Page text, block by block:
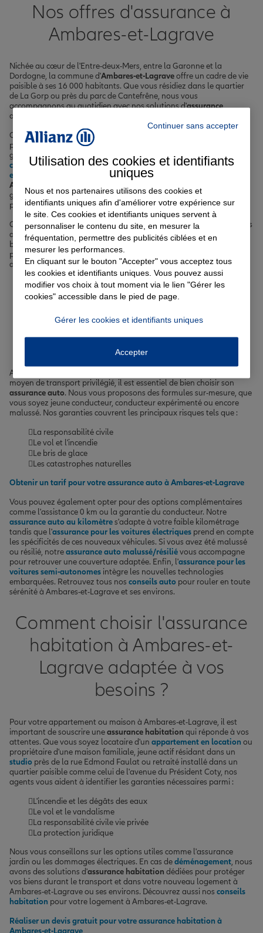
Nos offres d'assurance à
Ambares-et-Lagrave
Nichée au cœur de l'Entre-deux-Mers, entre la Garonne et la
Dordogne, la commune d'Ambares-et-Lagraveoffre un cadre de vie
paisible à ses 16 000 habitants. Que vous résidiez dans le quartier
de La Gorp ou près du parc de Cantefrêne, nous vous
accompagnons au quotidien avec nos solutions d'assurance
adaptées à vos besoins spécifiques.
Chez Allianz, nous proposons une large gamme de produits pour
protéger votre véhicule avec notre
grâce à l'assurance habitation
, votre santé via notre
complémentaire santéet vos projets immobiliers avec l'assurance
emprunteur
. Nos agents, véritables experts de l'
Ambares-et-Lagrave
, sont à votre écoute pour vous guider vers les
garanties les plus pertinentes en fonction de votre situation
personnelle.
Que vous soyez jeune actif, famille, retraité ou encore étudiant, nous
avons les solutions pour répondre à vos attentes. Avec Allianz,
bénéficiez d'une protection sur-mesure et d'un accompagnement de
proximité grâce à nos agences implantées à Ambares-et-Lagrave et
dans les communes avoisinantes de la Gironde.
Votre assurance auto, moto
ou scooter à Ambares-et-
Lagrave
Ambares-et-Lagrave étant une commune où la voiture reste le
moyen de transport privilégié, il est essentiel de bien choisir son
assurance auto. Nous vous proposons des formules sur-mesure, que
vous soyez jeune conducteur, conducteur expérimenté ou encore
malussé. Nos garanties couvrent les principaux risques tels que :
La responsabilité civile
Le vol et l'incendie
Le bris de glace
Les catastrophes naturelles
Obtenir un tarif pour votre assurance auto à Ambares-et-Lagrave
Vous pouvez également opter pour des options complémentaires
comme l'assistance 0 km ou la garantie du conducteur. Notre
assurance auto au kilomètres'adapte à votre faible kilométrage
tandis que l'assurance pour les voitures électriques prend en compte
les spécificités de ces nouveaux véhicules. Si vous avez été malussé
ou résilié, notreassurance auto malussé/résiliévous accompagne
pour retrouver une couverture adaptée. Enfin, l'assurance pour les
voitures semi-autonomes intègre les nouvelles technologies
embarquées. Retrouvez tous nos conseils auto pour rouler en toute
sérénité à Ambares-et-Lagrave et ses environs.
Comment choisir l'assurance
habitation à Ambares-et-
Lagrave adaptée à vos
besoins ?
Pour votre appartement ou maison à Ambares-et-Lagrave, il est
important de souscrire uneassurance habitation qui réponde à vos
attentes. Que vous soyez locataire d'un appartement en location ou
propriétaire d'une maison familiale, jeune actif résidant dans un
studio près de la rue Edmond Faulat ou retraité installé dans un
quartier paisible comme celui de l'avenue du Président Coty, nos
agents vous aident à identifier les garanties nécessaires parmi :
L'incendie et les dégâts des eaux
Le vol et le vandalisme
La responsabilité civile vie privée
La protection juridique
Nous vous conseillons sur les options utiles comme l'assurance
jardin ou les dommages électriques. En cas dedéménagement, nous
avons des solutions d'assurance habitation dédiées pour protéger
vos biens durant le transport et dans votre nouveau logement à
Ambares-et-Lagrave ou ses environs. Découvrez aussi nos conseils
habitation pour votre logement à Ambares-et-Lagrave.
Réaliser un devis gratuit pour votre assurance habitation à
Ambares-et-Lagrave
Continuer sans accepter
Utilisation des cookies et identifiants
uniques
Nous et nos partenaires utilisons des cookies et
identifiants uniques afin d'améliorer votre expérience sur
le site. Ces cookies et identifiants uniques servent à
personnaliser le contenu du site, en mesurer la
fréquentation, permettre des publicités ciblées et en
mesurer les performances.
En cliquant sur le bouton "Accepter" vous acceptez tous
les cookies et identifiants uniques. Vous pouvez aussi
modifier vos choix à tout moment via le lien "Gérer les
cookies" accessible dans le pied de page.
Gérer les cookies et identifiants uniques
Accepter